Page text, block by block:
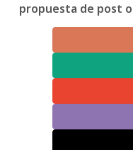
propuesta de post